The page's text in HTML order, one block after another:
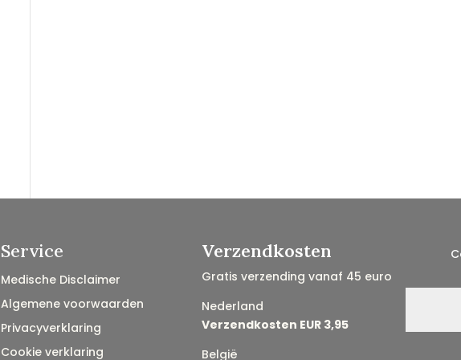
Service
Medische Disclaimer
Algemene voorwaarden
Privacyverklaring
Cookie verklaring
Verzendkosten
Gratis verzending vanaf 45 euro
Nederland
Verzendkosten EUR 3,95
België